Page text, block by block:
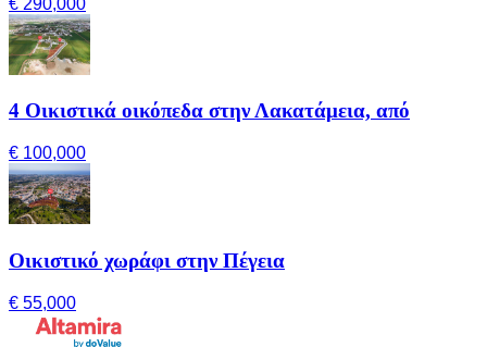
4 Οικιστικά οικόπεδα στην Λακατάμεια, από
€ 100,000
Οικιστικό χωράφι στην Πέγεια
€ 55,000